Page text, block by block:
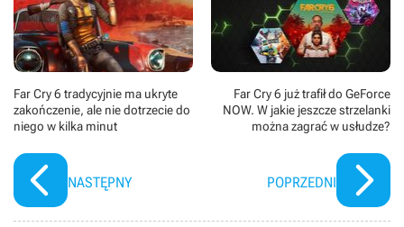
Far Cry 6 tradycyjnie ma ukryte
zakończenie, ale nie dotrzecie do
niego w kilka minut
NASTĘPNY
Far Cry 6 już trafił do GeForce
NOW. W jakie jeszcze strzelanki
można zagrać w usłudze?
POPRZEDNI